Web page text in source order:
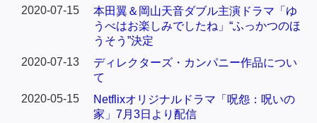
2020-07-15
本田翼＆岡山天音ダブル主演ドラマ「ゆ
うべはお楽しみでしたね」“ふっかつのほ
うそう”決定
2020-07-13
ディレクターズ・カンパニー作品につい
て
2020-05-15
Netflixオリジナルドラマ「呪怨：呪いの
家」7月3日より配信